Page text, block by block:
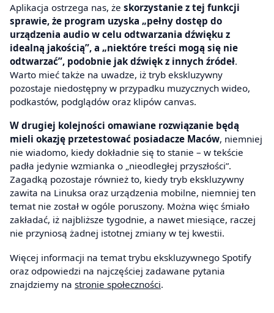
Aplikacja ostrzega nas, że skorzystanie z tej funkcji
sprawie, że program uzyska „pełny dostęp do
urządzenia audio w celu odtwarzania dźwięku z
idealną jakością”, a „niektóre treści mogą się nie
odtwarzać”, podobnie jak dźwięk z innych źródeł.
Warto mieć także na uwadze, iż tryb ekskluzywny
pozostaje niedostępny w przypadku muzycznych wideo,
podkastów, podglądów oraz klipów canvas.
W drugiej kolejności omawiane rozwiązanie będą
mieli okazję przetestować posiadacze Maców, niemniej
nie wiadomo, kiedy dokładnie się to stanie – w tekście
padła jedynie wzmianka o „nieodległej przyszłości”.
Zagadką pozostaje również to, kiedy tryb ekskluzywny
zawita na Linuksa oraz urządzenia mobilne, niemniej ten
temat nie został w ogóle poruszony. Można więc śmiało
zakładać, iż najbliższe tygodnie, a nawet miesiące, raczej
nie przyniosą żadnej istotnej zmiany w tej kwestii.
Więcej informacji na temat trybu ekskluzywnego Spotify
oraz odpowiedzi na najczęściej zadawane pytania
znajdziemy na stronie społeczności.